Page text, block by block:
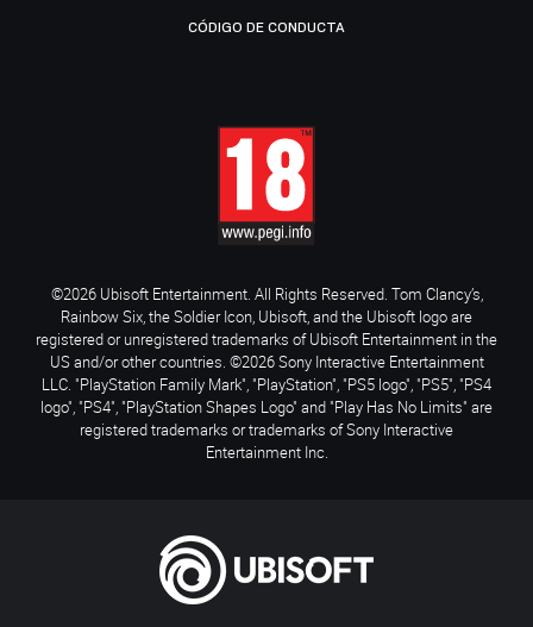
CÓDIGO DE CONDUCTA
©2026 Ubisoft Entertainment. All Rights Reserved. Tom Clancy’s,
Rainbow Six, the Soldier Icon, Ubisoft, and the Ubisoft logo are
registered or unregistered trademarks of Ubisoft Entertainment in the
US and/or other countries. ©2026 Sony Interactive Entertainment
LLC. "PlayStation Family Mark", "PlayStation", "PS5 logo", "PS5", "PS4
logo", "PS4", "PlayStation Shapes Logo" and "Play Has No Limits" are
registered trademarks or trademarks of Sony Interactive
Entertainment Inc.